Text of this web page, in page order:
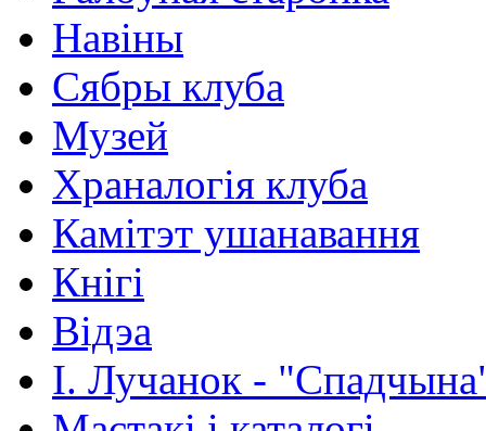
Навіны
Сябры клуба
Музей
Храналогія клуба
Камітэт ушанавання
Кнігі
Відэа
І. Лучанок -